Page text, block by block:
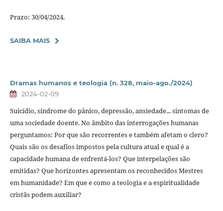
Prazo: 30/04/2024.
SAIBA MAIS
Dramas humanos e teologia (n. 328, maio-ago./2024)
2024-02-09
Suicídio, síndrome do pânico, depressão, ansiedade... sintomas de
uma sociedade doente. No âmbito das interrogações humanas
perguntamos: Por que são recorrentes e também afetam o clero?
Quais são os desafios impostos pela cultura atual e qual é a
capacidade humana de enfrentá-los? Que interpelações são
emitidas? Que horizontes apresentam os reconhecidos Mestres
em humanidade? Em que e como a teologia e a espiritualidade
cristãs podem auxiliar?